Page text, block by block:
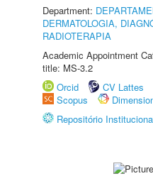
Department:
DERMATOLOGIA,
RADIOTERAPIA
Academic Appointment
title: MS-3.2
Orcid
CV Lattes
Scopus
Repositório